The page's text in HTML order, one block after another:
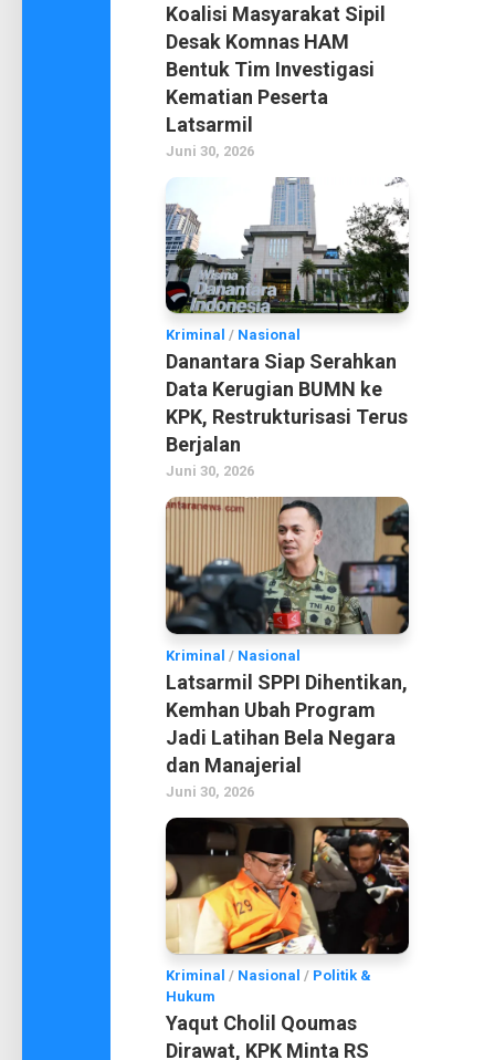
Koalisi Masyarakat Sipil
Desak Komnas HAM
Bentuk Tim Investigasi
Kematian Peserta
Latsarmil
Juni 30, 2026
Kriminal / Nasional
Danantara Siap Serahkan
Data Kerugian BUMN ke
KPK, Restrukturisasi Terus
Berjalan
Juni 30, 2026
Kriminal / Nasional
Latsarmil SPPI Dihentikan,
Kemhan Ubah Program
Jadi Latihan Bela Negara
dan Manajerial
Juni 30, 2026
Kriminal / Nasional / Politik &
Hukum
Yaqut Cholil Qoumas
Dirawat, KPK Minta RS